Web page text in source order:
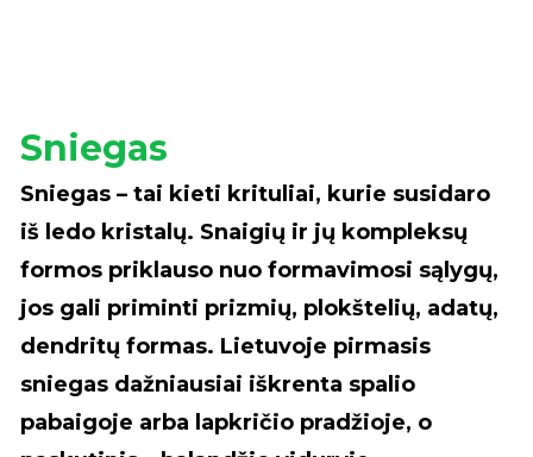
Sniegas
Sniegas – tai kieti krituliai, kurie susidaro
iš ledo kristalų. Snaigių ir jų kompleksų
formos priklauso nuo formavimosi sąlygų,
jos gali priminti prizmių, plokštelių, adatų,
dendritų formas. Lietuvoje pirmasis
sniegas dažniausiai iškrenta spalio
pabaigoje arba lapkričio pradžioje, o